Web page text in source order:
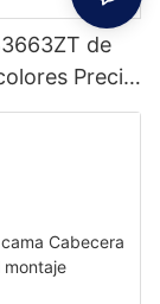
de
Precio